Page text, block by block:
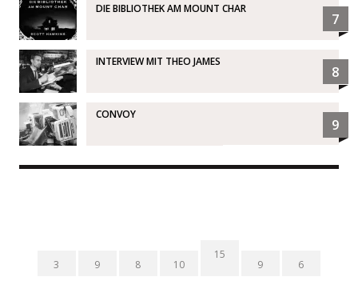
DIE BIBLIOTHEK AM MOUNT CHAR
7
INTERVIEW MIT THEO JAMES
8
CONVOY
9
3
9
8
10
15
9
6